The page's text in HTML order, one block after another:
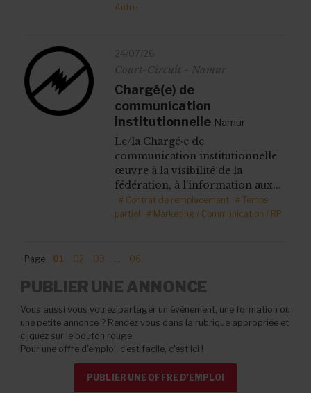
Autre
24/07/26
Court-Circuit - Namur
Chargé(e) de
communication
institutionnelle Namur
Le/la Chargé·e de
communication institutionnelle
œuvre à la visibilité de la
fédération, à l'information aux...
# Contrat de remplacement # Temps
partiel
# Marketing / Communication / RP
Page 01 02 03 06
PUBLIER UNE ANNONCE
Vous aussi vous voulez partager un événement, une formation ou
une petite annonce ? Rendez vous dans la rubrique appropriée et
cliquez sur le bouton rouge.
Pour une offre d'emploi, c'est facile, c'est ici !
PUBLIER UNE OFFRE D'EMPLOI